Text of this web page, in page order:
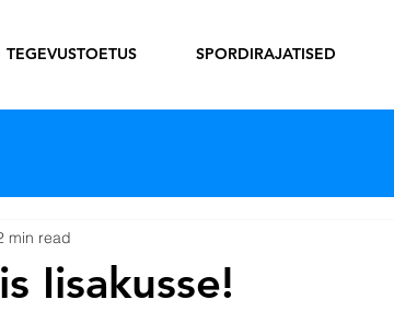
TEGEVUSTOETUS SPORDIRAJATISED
Iisakusse!
min read